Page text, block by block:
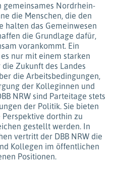
gemeinsames Nordrhein-
die Menschen, die den
halten das Gemeinwesen
die Grundlage dafür,
vorankommt. Ein
nur mit einem starken
Zukunft des Landes
die Arbeitsbedingungen,
der Kolleginnen und
NRW sind Parteitage stets
der Politik. Sie bieten
dorthin zu
gestellt werden. In
vertritt der DBB NRW die
Kollegen im öffentlichen
Positionen.